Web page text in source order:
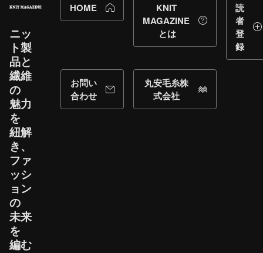
ニッ
ト製
品と​
繊維
の​
魅力
を​
紐解
き、​
ファ
ッシ
ョン
の​
未来
を​
編む
HOME
KNIT
MAGAZINE
とは
読
者
登
録
お問い
合わせ
丸安毛糸株
式会社